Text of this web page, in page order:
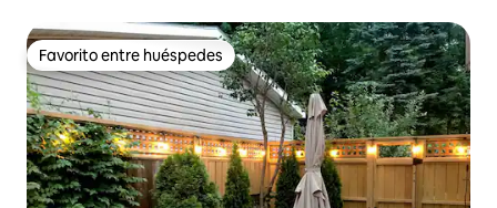
Favorito entre huéspedes
Favorito entre huéspedes